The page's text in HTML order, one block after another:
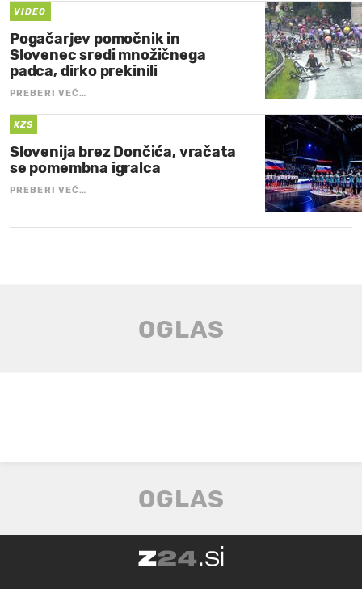
VIDEO
Pogačarjev pomočnik in
Slovenec sredi množičnega
padca, dirko prekinili
PREBERI VEČ…
KZS
Slovenija brez Dončića, vračata
se pomembna igralca
PREBERI VEČ…